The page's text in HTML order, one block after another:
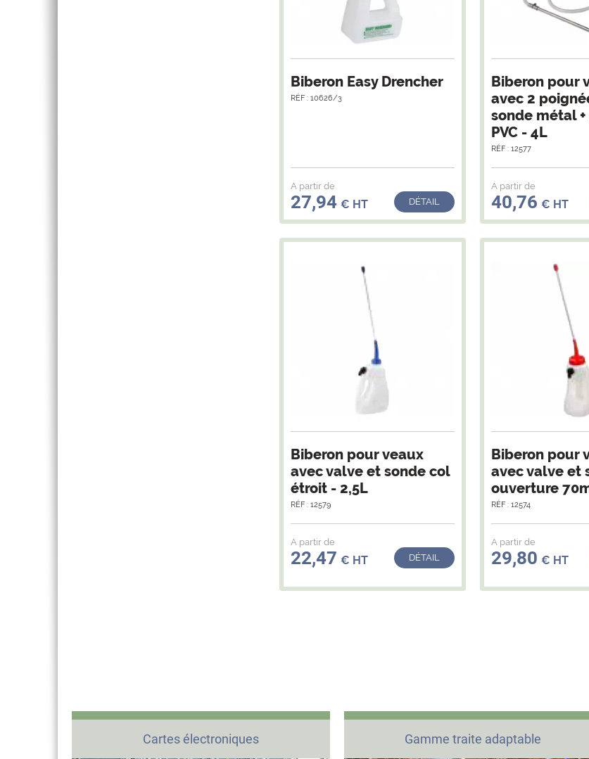
Biberon Easy Drencher
RÉF : 10626/3
A partir de
27,94 € HT DÉTAIL
Biberon pour
avec 2
sonde métal +
PVC - 4L
RÉF : 12577
A partir de
40,76 € HT
Biberon pour veaux
avec valve et sonde col
étroit - 2,5L
RÉF : 12579
A partir de
22,47 € HT DÉTAIL
Biberon pour
avec valve et
ouverture
RÉF : 12574
A partir de
29,80 € HT
Cartes électroniques Gamme traite adaptable